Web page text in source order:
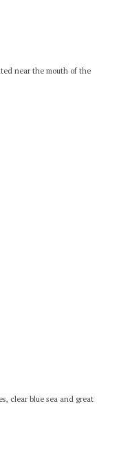
near the mouth of the
clear blue sea and great